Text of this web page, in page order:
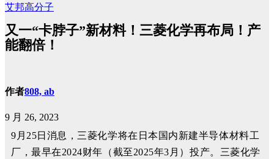
艾邦高分子
又一“卡脖子”新材料！三菱化学再布局！产
能翻倍！
作者808, ab
9 月 26, 2023
9月25日消息，三菱化学将在日本国内新建半导体材料工
厂，最早在2024财年（截至2025年3月）投产。 三菱化学